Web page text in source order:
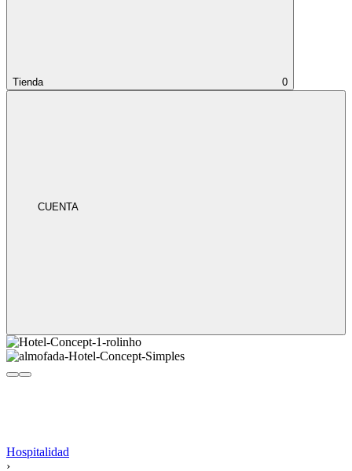
Tienda 0
CUENTA
Hospitalidad
›